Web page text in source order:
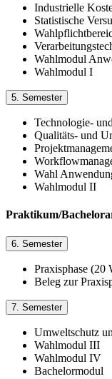
Industrielle
Statistische
Wahlmodul
Wahlmodul I
5. Semester
Technologie-
Qualitäts- und
Wahl
Wahlmodul II
Praktikum/
6. Semester
Praxisphase (20
Beleg zur
7. Semester
Umweltschutz
Wahlmodul III
Wahlmodul IV
Bachelormodul